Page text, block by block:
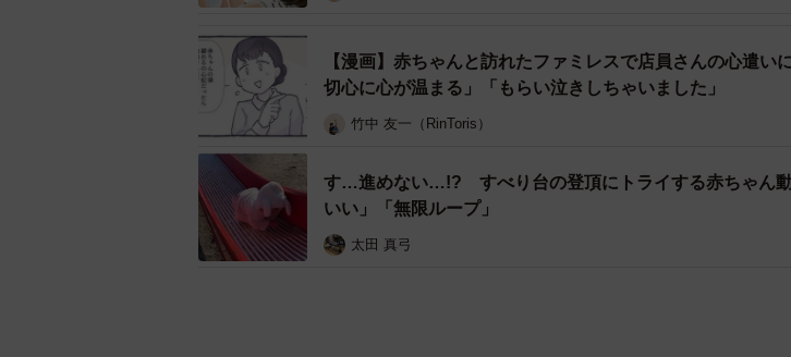
現在4歳の女の子を育てる投稿者のRieさんに話を聞きました。
――娘さんのぷくぷく指エピソード、とても愛らしいですね！先生との会話
わず笑ってしまいました。先生に「ぷくぷくですね」と言われた時どのよう
か？
「まず、あー怪我じゃなくてよかった～って安心しました。けど先生も淡々
っしゃったのでギャップに笑ってしまいました笑」
【漫画】赤ちゃんと訪れたファミレスで店員さんの心遣い
切心に心が温まる」「もらい泣きしちゃいました」
竹中 友一（RinToris）
す…進めない…!? すべり台の登頂にトライする赤ちゃん
いい」「無限ループ」
太田 真弓